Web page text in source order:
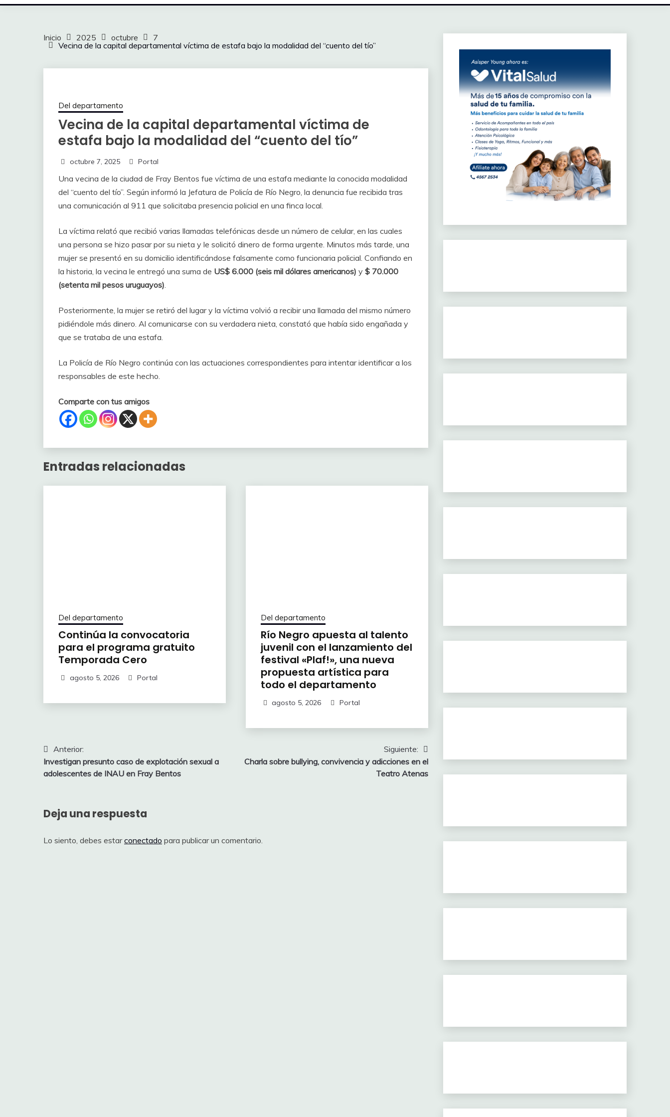
Inicio 2025 octubre
7
Vecina de la capital departamental víctima de estafa bajo la modalidad del “cuento del tío”
Del departamento
Vecina de la capital departamental víctima de
estafa bajo la modalidad del “cuento del tío”
octubre 7, 2025 Portal
Una vecina de la ciudad de Fray Bentos fue víctima de una estafa mediante la conocida modalidad
del “cuento del tío”. Según informó la Jefatura de Policía de Río Negro, la denuncia fue recibida tras
una comunicación al 911 que solicitaba presencia policial en una finca local.
La víctima relató que recibió varias llamadas telefónicas desde un número de celular, en las cuales
una persona se hizo pasar por su nieta y le solicitó dinero de forma urgente. Minutos más tarde, una
mujer se presentó en su domicilio identificándose falsamente como funcionaria policial. Confiando en
la historia, la vecina le entregó una suma de US$ 6.000 (seis mil dólares americanos) y $ 70.000
(setenta mil pesos uruguayos).
Posteriormente, la mujer se retiró del lugar y la víctima volvió a recibir una llamada del mismo número
pidiéndole más dinero. Al comunicarse con su verdadera nieta, constató que había sido engañada y
que se trataba de una estafa.
La Policía de Río Negro continúa con las actuaciones correspondientes para intentar identificar a los
responsables de este hecho.
Comparte con tus amigos
Entradas relacionadas
Del departamento
Continúa la convocatoria
para el programa gratuito
Temporada Cero
agosto 5, 2026 Portal
Del departamento
Río Negro apuesta al talento
juvenil con el lanzamiento del
festival «Plaf!», una nueva
propuesta artística para
todo el departamento
agosto 5, 2026 Portal
Navegación
de
Anterior:
Investigan presunto caso de explotación sexual a
adolescentes de INAU en Fray Bentos
Siguiente:
Charla sobre bullying, convivencia y adicciones en el
Teatro Atenas
Deja una respuesta
Lo siento, debes estarconectado para publicar un comentario.